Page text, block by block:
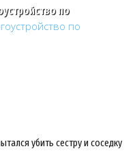
по
убить сестру и соседку